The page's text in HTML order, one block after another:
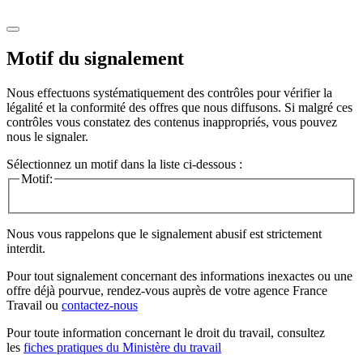
Motif du signalement
Nous effectuons systématiquement des contrôles pour vérifier la
légalité et la conformité des offres que nous diffusons. Si malgré ces
contrôles vous constatez des contenus inappropriés, vous pouvez
nous le signaler.
Sélectionnez un motif dans la liste ci-dessous :
Motif:
Nous vous rappelons que le signalement abusif est strictement
interdit.
Pour tout signalement concernant des informations inexactes ou une
offre déjà pourvue, rendez-vous auprès de votre agence France
Travail ou contactez-nous
Pour toute information concernant le droit du travail, consultez
les fiches pratiques du Ministère du travail